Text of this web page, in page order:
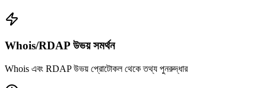
Whois/RDAP উভয় সমর্থন
Whois এবং RDAP উভয় প্রোটোকল থেকে তথ্য পুনরুদ্ধার